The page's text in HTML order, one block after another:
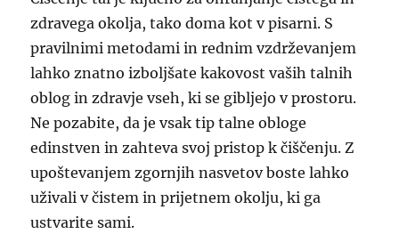
zdravega okolja, tako doma kot v pisarni. S
pravilnimi metodami in rednim vzdrževanjem
lahko znatno izboljšate kakovost vaših talnih
oblog in zdravje vseh, ki se gibljejo v prostoru.
Ne pozabite, da je vsak tip talne obloge
edinstven in zahteva svoj pristop k čiščenju. Z
upoštevanjem zgornjih nasvetov boste lahko
uživali v čistem in prijetnem okolju, ki ga
ustvarite sami.